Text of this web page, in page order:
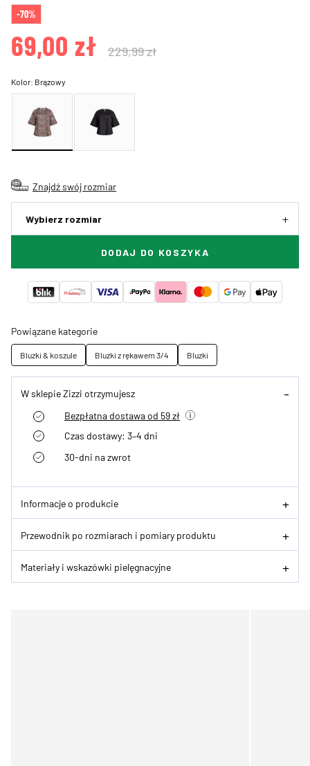
-70%
69,00 zł 229,99 zł
Kolor: Brązowy
Znajdź swój rozmiar
Wybierz rozmiar
DODAJ DO KOSZYKA
Powiązane kategorie
Bluzki & koszule Bluzki z rękawem 3/4 Bluzki
W sklepie Zizzi otrzymujesz
Bezpłatna dostawa od 59 zł
Czas dostawy: 3–4 dni
30-dni na zwrot
Informacje o produkcie
Przewodnik po rozmiarach i pomiary produktu
Materiały i wskazówki pielęgnacyjne